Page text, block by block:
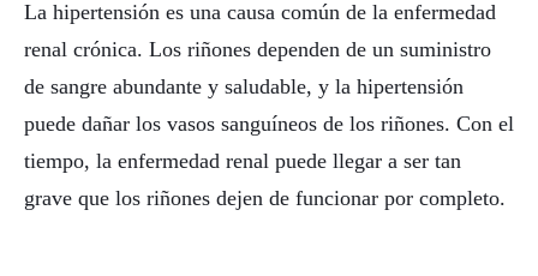
La hipertensión es una causa común de la enfermedad
renal crónica. Los riñones dependen de un suministro
de sangre abundante y saludable, y la hipertensión
puede dañar los vasos sanguíneos de los riñones. Con el
tiempo, la enfermedad renal puede llegar a ser tan
grave que los riñones dejen de funcionar por completo.